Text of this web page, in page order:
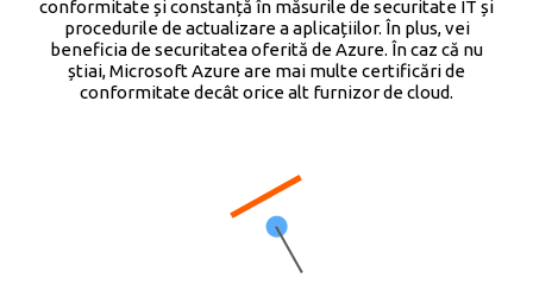
conformitate și constanță în măsurile de securitate IT și
procedurile de actualizare a aplicațiilor. În plus, vei
beneficia de securitatea oferită de Azure. În caz că nu
știai, Microsoft Azure are mai multe certificări de
conformitate decât orice alt furnizor de cloud.